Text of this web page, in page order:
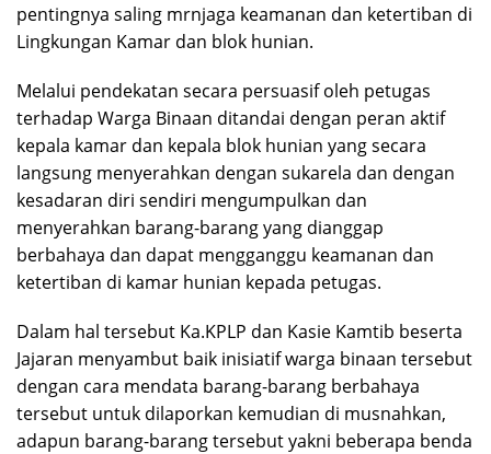
pentingnya saling mrnjaga keamanan dan ketertiban di
Lingkungan Kamar dan blok hunian.
Melalui pendekatan secara persuasif oleh petugas
terhadap Warga Binaan ditandai dengan peran aktif
kepala kamar dan kepala blok hunian yang secara
langsung menyerahkan dengan sukarela dan dengan
kesadaran diri sendiri mengumpulkan dan
menyerahkan barang-barang yang dianggap
berbahaya dan dapat mengganggu keamanan dan
ketertiban di kamar hunian kepada petugas.
Dalam hal tersebut Ka.KPLP dan Kasie Kamtib beserta
Jajaran menyambut baik inisiatif warga binaan tersebut
dengan cara mendata barang-barang berbahaya
tersebut untuk dilaporkan kemudian di musnahkan,
adapun barang-barang tersebut yakni beberapa benda